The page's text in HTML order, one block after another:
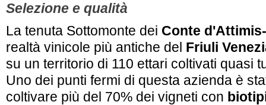
Selezione e qualità
La tenuta Sottomonte dei Conte
realtà vinicole più antiche del Friuli
su un territorio di 110 ettari coltivati quasi
Uno dei punti fermi di questa azienda è
coltivare più del 70% dei vigneti con